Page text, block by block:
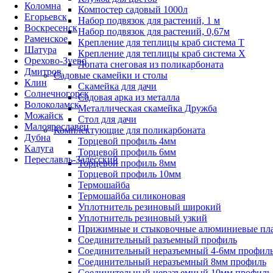
Коломна
Егорьевск
Воскресенск
Раменское
Шатура
Орехово-Зуево
Дмитров
Клин
Солнечногорск
Волоколамск
Можайск
Малоярославец
Дубна
Калуга
Переславль-Залесский
Компостер садовый 1000л
Набор подвязок для растений, 1 м
Набор подвязок для растений, 0,67м
Крепление для теплицы краб система Т
Крепление для теплицы краб система Х
Лопата снеговая из поликарбоната
Садовые скамейки и столы
Скамейка для дачи
Садовая арка из металла
Металлическая скамейка Дружба
Стол для дачи
Комплектующие для поликарбоната
Торцевой профиль 4мм
Торцевой профиль 6мм
Торцевой профиль 8мм
Торцевой профиль 10мм
Термошайба
Термошайба силиконовая
Уплотнитель резиновый широкий
Уплотнитель резиновый узкий
Прижимные и стыковочные алюминиевые
Соединительный разъемный профиль
Соединительный неразъемный 4-6мм
Соединительный неразъемный 8мм профиль